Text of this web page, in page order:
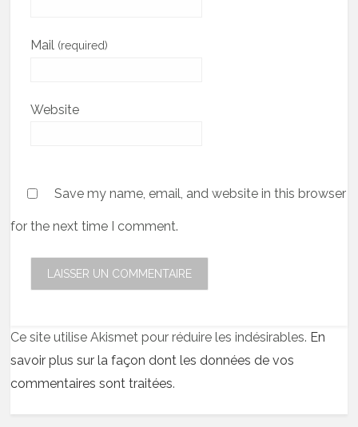
Mail (required)
Website
Save my name, email, and website in this browser
for the next time I comment.
Ce site utilise Akismet pour réduire les indésirables. En
savoir plus sur la façon dont les données de vos
commentaires sont traitées.